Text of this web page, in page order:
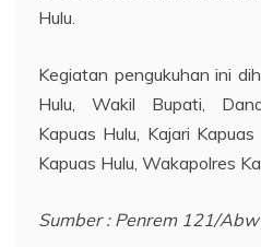
Hulu.
Kegiatan pengukuhan ini
Hulu, Wakil Bupati,
Kapuas Hulu, Kajari
Kapuas Hulu, Wakapolres
Sumber : Penrem 121/Abw